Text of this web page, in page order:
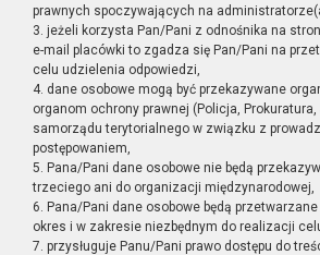
prawnych spoczywających na
3. jeżeli korzysta Pan/Pani z odnośnika na
e-mail placówki to zgadza się Pan/Pani na
celu udzielenia odpowiedzi,
4. dane osobowe mogą być przekazywane
organom ochrony prawnej (Policja, Prokuratura,
samorządu terytorialnego w związku z
postępowaniem,
5. Pana/Pani dane osobowe nie będą
trzeciego ani do organizacji międzynarodowej,
6. Pana/Pani dane osobowe będą
okres i w zakresie niezbędnym do realizacji
7. przysługuje Panu/Pani prawo dostępu do